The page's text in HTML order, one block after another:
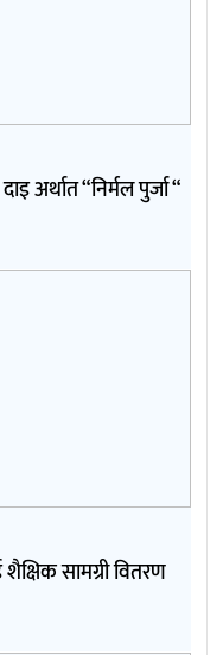
अर्थात “निर्मल पुर्जा “
सामग्री वितरण